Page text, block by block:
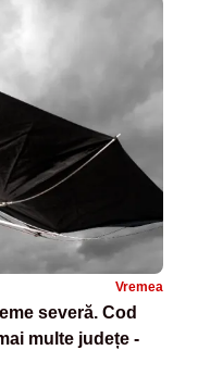
Vremea
severă. Cod
multe județe -